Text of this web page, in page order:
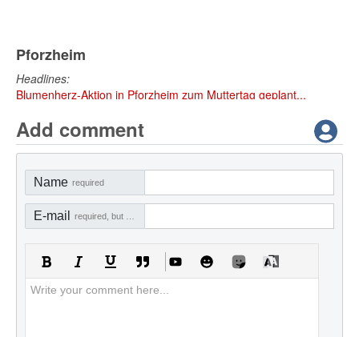
Pforzheim
Headlines:
Blumenherz-Aktion in Pforzheim zum Muttertag geplant...
Add comment
Name required
E-mail